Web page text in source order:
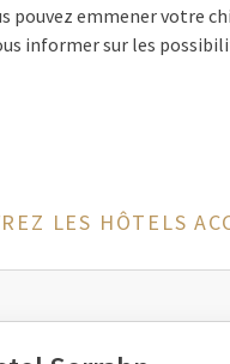
pouvez emmener votre
informer sur les
bien que votre chien fait
des hôtels Van der Valk,
chien peut passer la
de l'hôtel souhaité
LES HÔTELS